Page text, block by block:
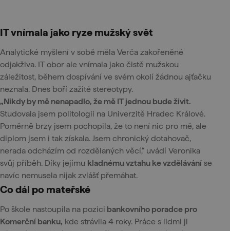
IT vnímala jako ryze mužský svět
Analytické myšlení v sobě měla Verča zakořeněné
odjakživa. IT obor ale vnímala jako čistě mužskou
záležitost, během dospívání ve svém okolí žádnou ajťačku
neznala. Dnes boří zažité stereotypy.
„Nikdy by mě nenapadlo, že mě IT jednou bude živit.
Studovala jsem politologii na Univerzitě Hradec Králové.
Poměrně brzy jsem pochopila, že to není nic pro mě, ale
diplom jsem i tak získala. Jsem chronický dotahovač,
nerada odcházím od rozdělaných věcí,“ uvádí Veronika
svůj příběh. Díky jejímu kladnému vztahu ke vzdělávání se
navíc nemusela nijak zvlášť přemáhat.
Co dál po mateřské
Po škole nastoupila na pozici bankovního poradce pro
Komerční banku, kde strávila 4 roky. Práce s lidmi ji